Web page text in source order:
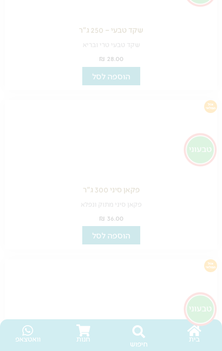
שקד טבעי – 250 ג"ר
שקד טבעי טרי ובריא
₪ 28.00
הוספה לסל
פקאן סיני 300 ג"ר
פקאן סיני מתוק ונפלא
₪ 36.00
הוספה לסל
שזיף מיובש מגולען – 350 ג"ר
בית
חיפוש
חנות וואטצאפ